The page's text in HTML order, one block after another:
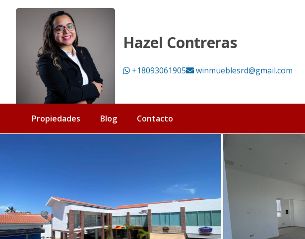
Hazel Contreras
+18093061905 winmueblesrd@gmail.com
Propiedades Blog Contacto
Local Comercial en Alquiler en Los Corales, Bávaro Punta Cana | 143 m² en